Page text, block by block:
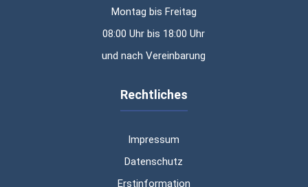
Montag bis Freitag
08:00 Uhr bis 18:00 Uhr
und nach Vereinbarung
Rechtliches
Impressum
Datenschutz
Erstinformation